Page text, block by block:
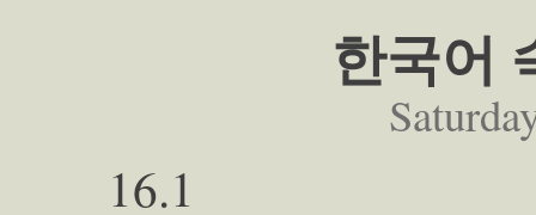
한국어
16.1